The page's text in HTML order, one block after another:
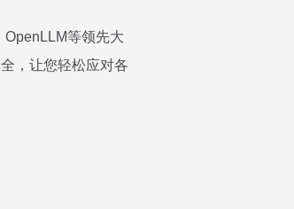
等领先大
，让您轻松应对各